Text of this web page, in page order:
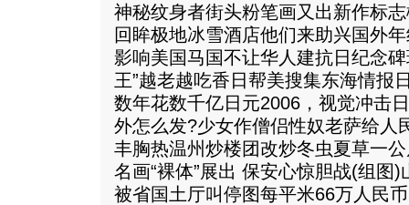
神秘纹身者街头粉笔画又出新作标
回眸极地冰雪酒店他们来助兴国外
影响美国马国不让华人建抗日纪念
王”越老越吃香日帮美搜集东海情报
数年花数千亿日元2006，视觉冲击
外怎么发?少女作僧侣性奴老萨给人
丰胸热温州炒楼团改炒冬虫夏草一
名画“裸体”展出 保安心惊胆战(组图
被省国土厅叫停图每平米66万人民